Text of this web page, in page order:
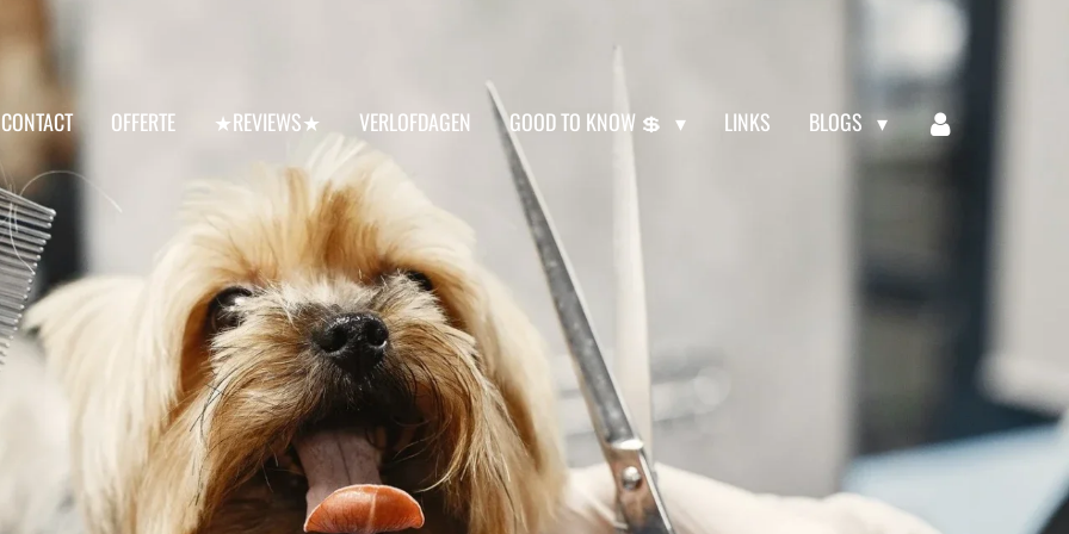
CONTACT OFFERTE ★REVIEWS★ VERLOFDAGEN GOOD TO KNOW 💲 LINKS BLOGS